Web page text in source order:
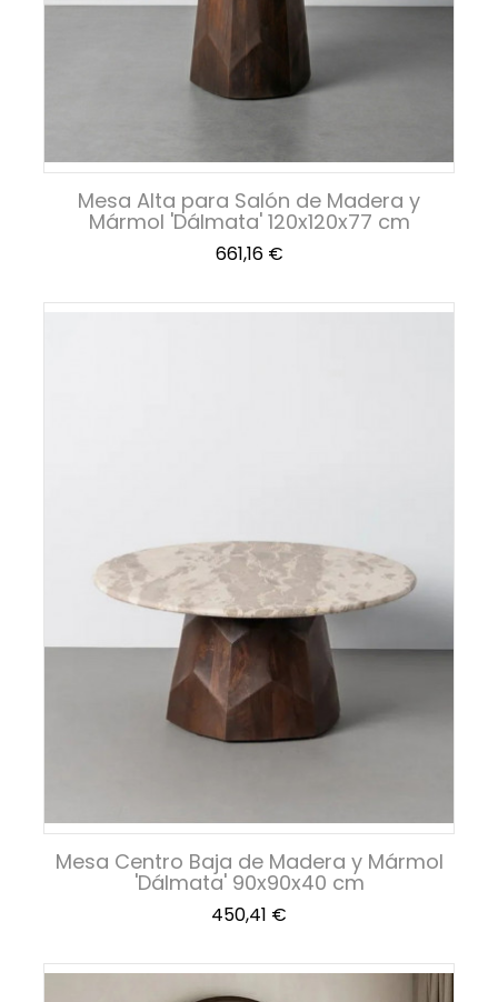
Mesa Alta para Salón de Madera y
Mármol 'Dálmata' 120x120x77 cm
Precio
661,16 €
Mesa Centro Baja de Madera y Mármol
'Dálmata' 90x90x40 cm
Precio
450,41 €